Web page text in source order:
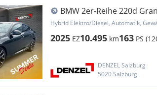
BMW 2er-Reihe 220d
Hybrid Elektro/Diesel, Automatik,
2025 EZ10.495 km163 PS
DENZEL Salzburg
5020 Salzburg